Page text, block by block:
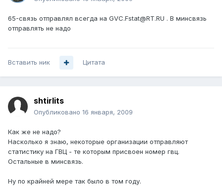
65-связь отправлял всегда на GVC.Fstat@RT.RU . В минсвязь
отправлять не надо
Вставить ник Цитата
shtirlits
Опубликовано 16 января, 2009
Как же не надо?
Насколько я знаю, некоторые организации отправляют
статистику на ГВЦ - те которым присвоен номер гвц.
Остальные в минсвязь.
Ну по крайней мере так было в том году.